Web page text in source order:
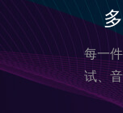
每一
试、